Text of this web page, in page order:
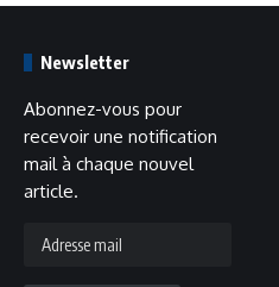
Newsletter
Abonnez-vous pour
recevoir une notification
mail à chaque nouvel
article.
mail